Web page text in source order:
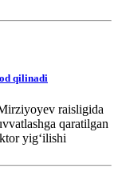
qilinadi
raisligida
qaratilgan
yig‘ilishi